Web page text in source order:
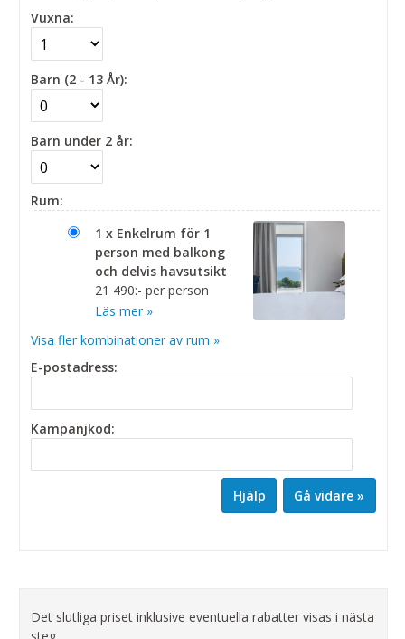
Vuxna:
Barn (2 - 13 År):
Barn under 2 år:
Rum:
1 x Enkelrum för 1
person med balkong
och delvis havsutsikt
21 490:- per person
Läs mer »
Visa fler kombinationer av rum »
E-postadress:
Kampanjkod:
Hjälp
Det slutliga priset inklusive eventuella rabatter visas i nästa